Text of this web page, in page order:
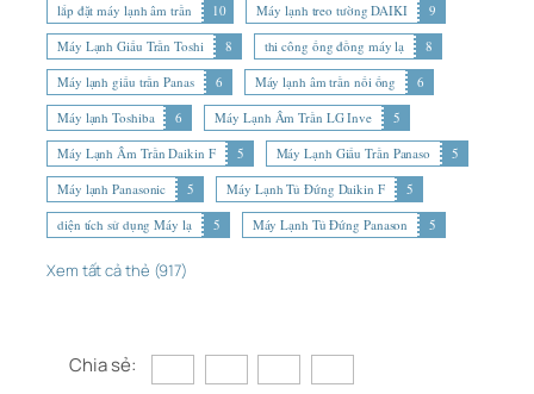
lắp đặt máy lạnh âm trần
10 Máy lạnh treo tường DAIKI
9
Máy Lạnh Giấu Trần Toshi
8 thi công ống đồng máy lạ
8
Máy lạnh giấu trần Panas
6 Máy lạnh âm trần nối ống
6
Máy lạnh Toshiba
6 Máy Lạnh Âm Trần LG Inve
5
Máy Lạnh Âm Trần Daikin F
5 Máy Lạnh Giấu Trần Panaso
5
Máy lạnh Panasonic
5 Máy Lạnh Tủ Đứng Daikin F
5
diện tích sử dụng Máy lạ
5 Máy Lạnh Tủ Đứng Panason 5
Xem tất cả thẻ (917)
Chia sẻ: